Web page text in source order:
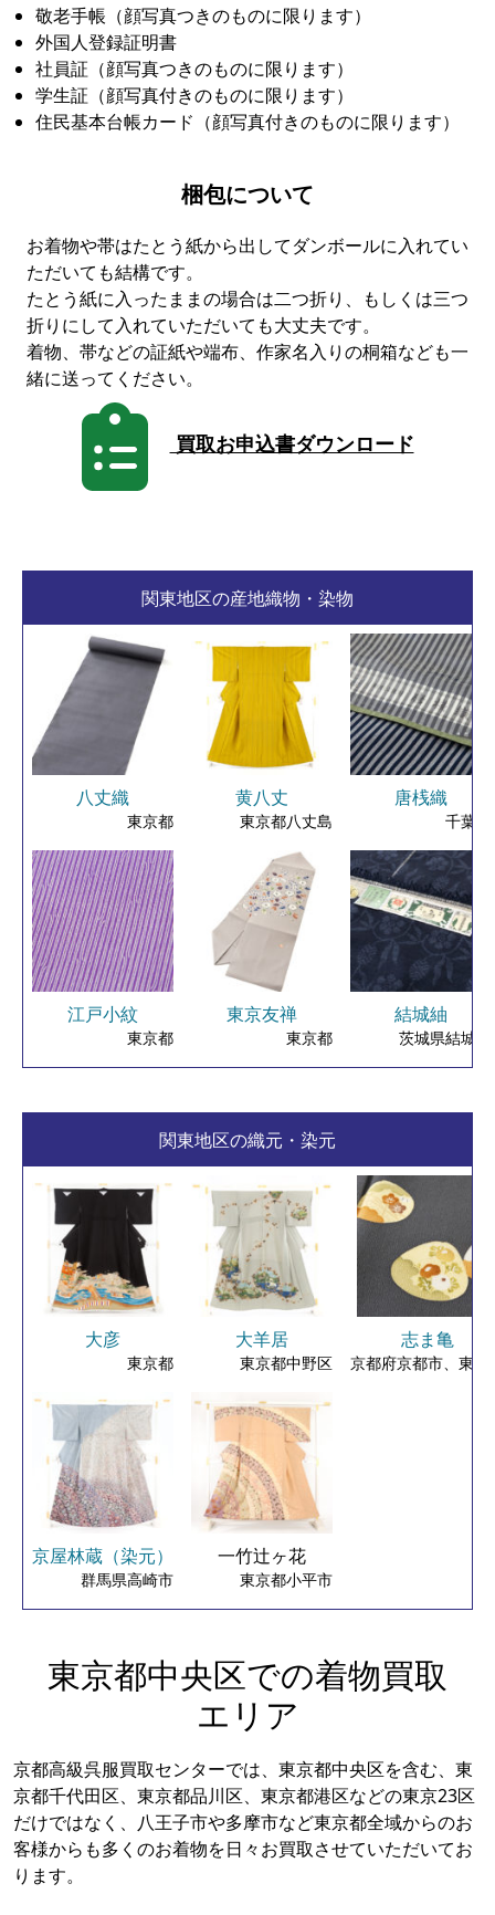
敬老手帳（顔写真つきのものに限ります）
外国人登録証明書
社員証（顔写真つきのものに限ります）
学生証（顔写真付きのものに限ります）
住民基本台帳カード（顔写真付きのものに限ります）
梱包について
お着物や帯はたとう紙から出してダンボールに入れてい
ただいても結構です。
たとう紙に入ったままの場合は二つ折り、もしくは三つ
折りにして入れていただいても大丈夫です。
着物、帯などの証紙や端布、作家名入りの桐箱なども一
緒に送ってください。
買取お申込書ダウンロード
関東地区の産地織物・染物
八丈織
東京都
江戸小紋
東京都
黄八丈
東京都八丈島
東京友禅
東京都
唐桟織
千葉県
結城紬
茨城県結城市
関東地区の織元・染元
大彦
東京都
京屋林蔵（染元）
群馬県高崎市
大羊居
東京都中野区
一竹辻ヶ花
東京都小平市
志ま亀
京都府京都市、東京
東京都中央区での着物買取
エリア
京都高級呉服買取センターでは、東京都中央区を含む、東
京都千代田区、東京都品川区、東京都港区などの東京23区
だけではなく、八王子市や多摩市など東京都全域からのお
客様からも多くのお着物を日々お買取させていただいてお
ります。